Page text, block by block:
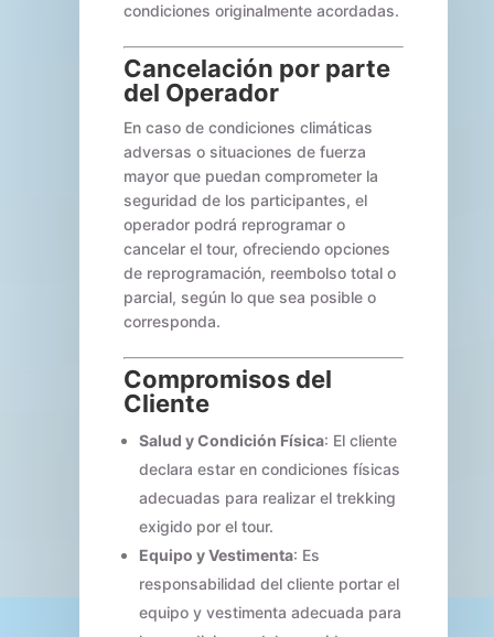
condiciones originalmente acordadas.
Cancelación por parte
del Operador
En caso de condiciones climáticas
adversas o situaciones de fuerza
mayor que puedan comprometer la
seguridad de los participantes, el
operador podrá reprogramar o
cancelar el tour, ofreciendo opciones
de reprogramación, reembolso total o
parcial, según lo que sea posible o
corresponda.
Compromisos del
Cliente
Salud y Condición Física: El cliente
declara estar en condiciones físicas
adecuadas para realizar el trekking
exigido por el tour.
Equipo y Vestimenta: Es
responsabilidad del cliente portar el
equipo y vestimenta adecuada para